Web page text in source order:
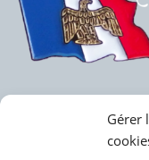
Gérer
Politique des